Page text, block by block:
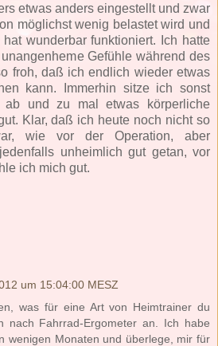
etwas anders eingestellt und zwar
möglichst wenig belastet wird und
wunderbar funktioniert. Ich hatte
Gefühle während des
froh, daß ich endlich wieder etwas
kann. Immerhin sitze ich sonst
und zu mal etwas körperliche
Klar, daß ich heute noch nicht so
wie vor der Operation, aber
unheimlich gut getan, vor
ich mich gut.
um 15:04:00 MESZ
was für eine Art von Heimtrainer du
nach Fahrrad-Ergometer an. Ich habe
wenigen Monaten und überlege, mir für